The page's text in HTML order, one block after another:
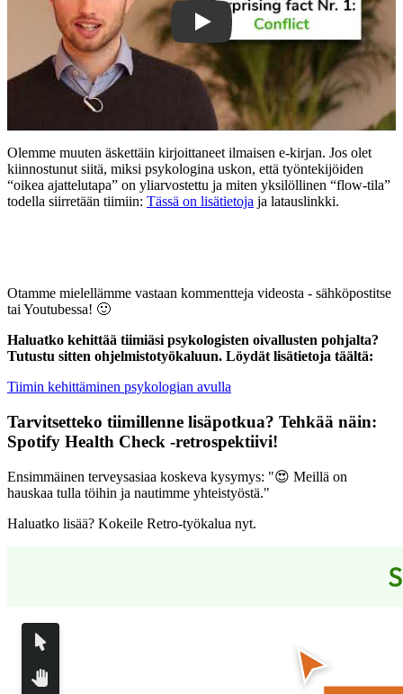
Olemme muuten äskettäin kirjoittaneet ilmaisen e-kirjan. Jos olet
kiinnostunut siitä, miksi psykologina uskon, että työntekijöiden
“oikea ajattelutapa” on yliarvostettu ja miten yksilöllinen “flow-tila”
todella siirretään tiimiin: Tässä on lisätietoja ja latauslinkki.
Otamme mielellämme vastaan kommentteja videosta - sähköpostitse
tai Youtubessa! 🙂
Haluatko kehittää tiimiäsi psykologisten oivallusten pohjalta?
Tutustu sitten ohjelmistotyökaluun. Löydät lisätietoja täältä:
Tiimin kehittäminen psykologian avulla
Tarvitsetteko tiimillenne lisäpotkua? Tehkää näin:
Spotify Health Check -retrospektiivi!
Ensimmäinen terveysasiaa koskeva kysymys: "😍 Meillä on
hauskaa tulla töihin ja nautimme yhteistyöstä."
Haluatko lisää? Kokeile Retro-työkalua nyt.